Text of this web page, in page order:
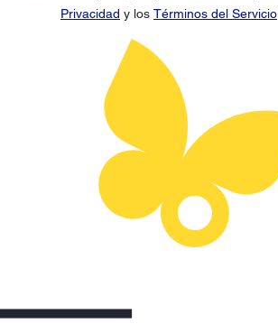
Privacidad y los Términos del Servicio